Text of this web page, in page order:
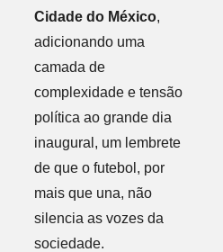
Cidade do México,
adicionando uma
camada de
complexidade e tensão
política ao grande dia
inaugural, um lembrete
de que o futebol, por
mais que una, não
silencia as vozes da
sociedade.